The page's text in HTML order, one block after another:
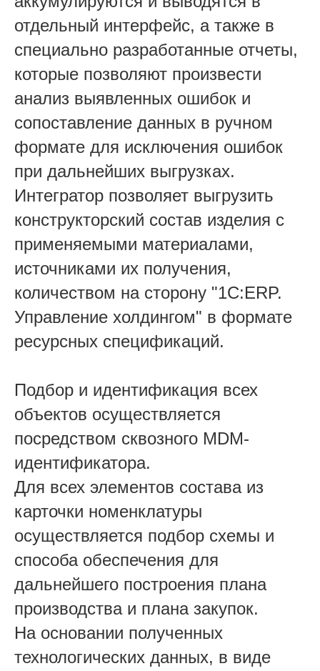
отдельный интерфейс, а также в
специально разработанные отчеты,
которые позволяют произвести
анализ выявленных ошибок и
сопоставление данных в ручном
формате для исключения ошибок
при дальнейших выгрузках.
Интегратор позволяет выгрузить
конструкторский состав изделия с
применяемыми материалами,
источниками их получения,
количеством на сторону "1С:ERP.
Управление холдингом" в формате
ресурсных спецификаций.
Подбор и идентификация всех
объектов осуществляется
посредством сквозного MDM-
идентификатора.
Для всех элементов состава из
карточки номенклатуры
осуществляется подбор схемы и
способа обеспечения для
дальнейшего построения плана
производства и плана закупок.
На основании полученных
технологических данных, в виде